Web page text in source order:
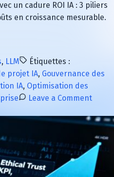
un cadure ROI IA : 3 piliers
en croissance mesurable.
, LLM
Étiquettes :
projet IA, Gouvernance des
IA, Optimisation des
Leave a Commenton
un
cadre